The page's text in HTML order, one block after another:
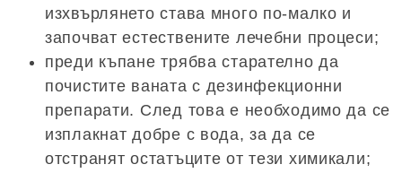
изхвърлянето става много по-малко и
започват естествените лечебни процеси;
преди къпане трябва старателно да
почистите ваната с дезинфекционни
препарати. След това е необходимо да се
изплакнат добре с вода, за да се
отстранят остатъците от тези химикали;